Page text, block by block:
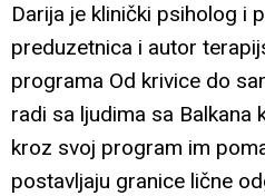
Darija je klinički psiholog i
preduzetnica i autor
programa Od krivice do
radi sa ljudima sa Balkana
kroz svoj program im
postavljaju granice lične